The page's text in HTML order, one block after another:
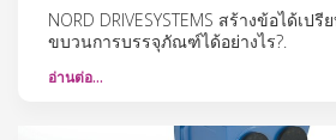
NORD DRIVESYSTEMS สร้างข้อได้เ
ขบวนการบรรจุภัณฑ์ได้อย่างไร?.
อ่านต่อ…